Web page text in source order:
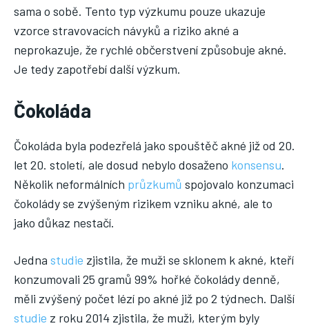
sama o sobě. Tento typ výzkumu pouze ukazuje
vzorce stravovacích návyků a riziko akné a
neprokazuje, že rychlé občerstvení způsobuje akné.
Je tedy zapotřebí další výzkum.
Čokoláda
Čokoláda byla podezřelá jako spouštěč akné již od 20.
let 20. století, ale dosud nebylo dosaženo konsensu.
Několik neformálních průzkumů spojovalo konzumaci
čokolády se zvýšeným rizikem vzniku akné, ale to
jako důkaz nestačí.
Jedna studie zjistila, že muži se sklonem k akné, kteří
konzumovali 25 gramů 99% hořké čokolády denně,
měli zvýšený počet lézí po akné již po 2 týdnech. Další
studie z roku 2014 zjistila, že muži, kterým byly